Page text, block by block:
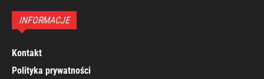
INFORMACJE
Kontakt
Polityka prywatności